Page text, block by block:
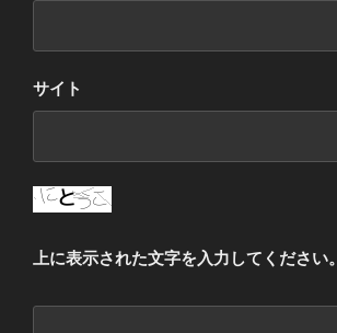
サイト
上に表示された文字を入力してください。